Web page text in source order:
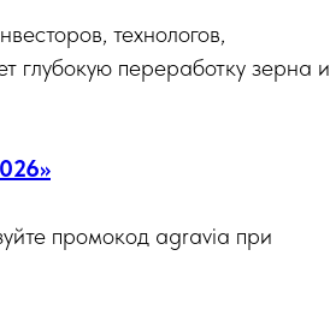
технологов,
глубокую переработку зерна и
промокод agravia при